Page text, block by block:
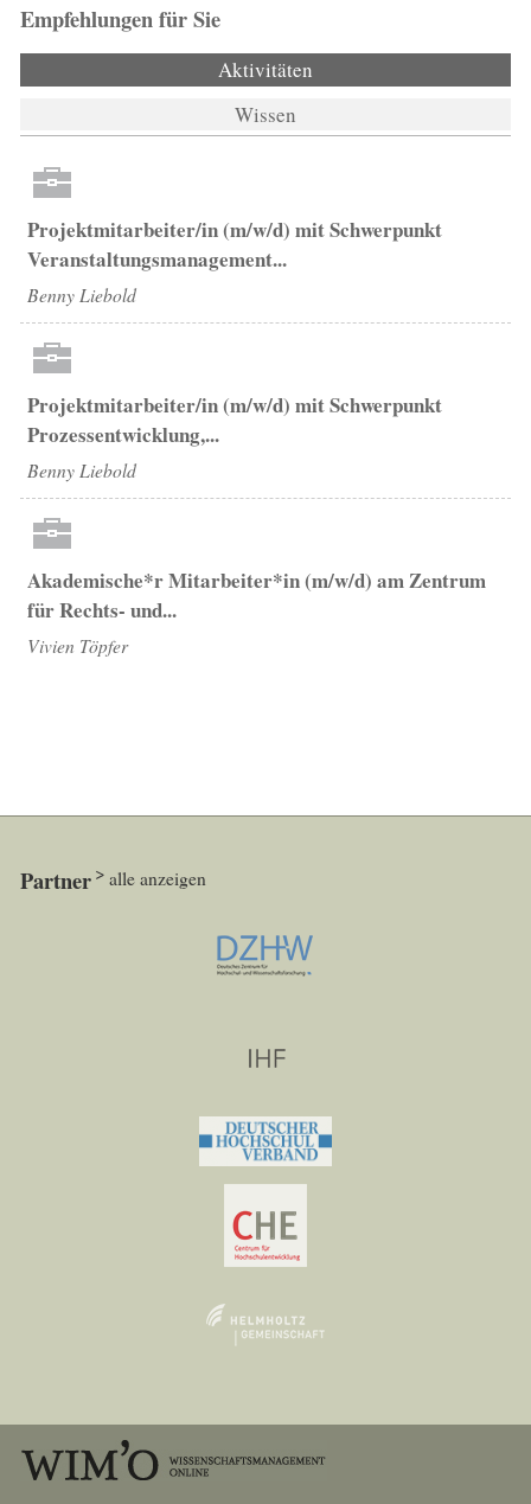
Empfehlungen für Sie
Aktivitäten
Wissen
Projektmitarbeiter/in (m/w/d) mit Schwerpunkt
Veranstaltungsmanagement...
Benny Liebold
Projektmitarbeiter/in (m/w/d) mit Schwerpunkt
Prozessentwicklung,...
Benny Liebold
Akademische*r Mitarbeiter*in (m/w/d) am Zentrum
für Rechts- und...
Vivien Töpfer
Partner alle anzeigen